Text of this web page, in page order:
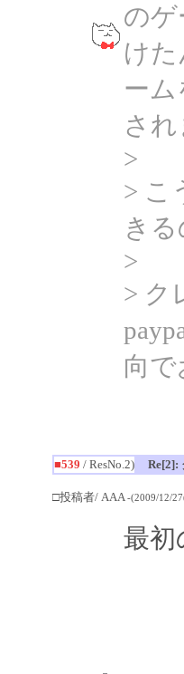
の
けた
ー
され
>
> こ
き
>
> ク
向で
■539 / ResNo.2) Re[2]:
□投稿者/ AAA-(2009/12/
最初